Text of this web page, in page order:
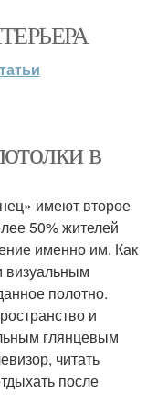
в
имеют второе
50% жителей
именно им. Как
визуальным
полотно.
и
глянцевым
читать
после